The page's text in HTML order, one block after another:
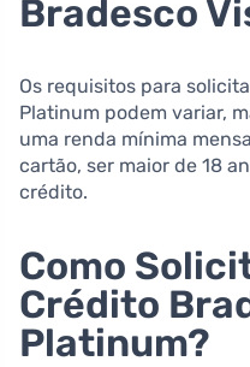
Bradesco
Os requisitos para
Platinum podem variar,
uma renda mínima
cartão, ser maior de 18
crédito.
Como
Crédito
Platinum?